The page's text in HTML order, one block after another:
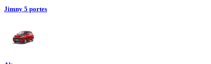
Jimny 5 portes